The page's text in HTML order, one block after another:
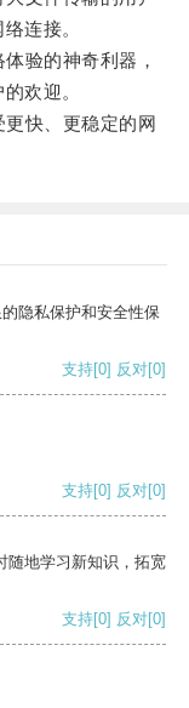
连接。
验的神奇利器，
欢迎。
快、更稳定的网
隐私保护和安全性保
支持[0] 反对[0]
支持[0] 反对[0]
随地学习新知识，拓宽
支持[0] 反对[0]